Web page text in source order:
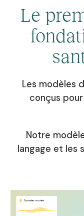
Choisissez vos
structuré, adapté à
En savoir plus
Le
Les modèles
conçus
Notre
langage et les